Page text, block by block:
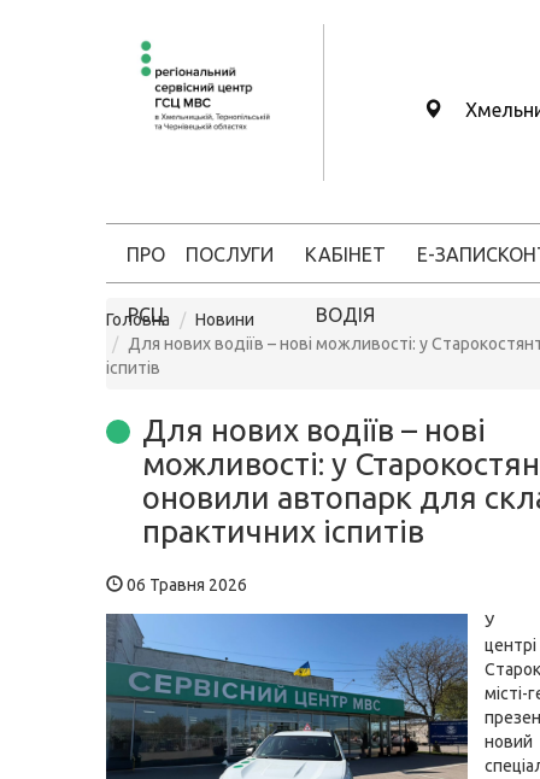
ПРО
РСЦ
ПОСЛУГИ КАБІНЕТ
ВОДІЯ
Е-ЗАПИС
Головна
Новини
Для нових водіїв – нові можливості: у
іспитів
Для нових водіїв – нові
можливості: у
оновили автопарк для
практичних іспитів
06 Травня 2026
У
новий